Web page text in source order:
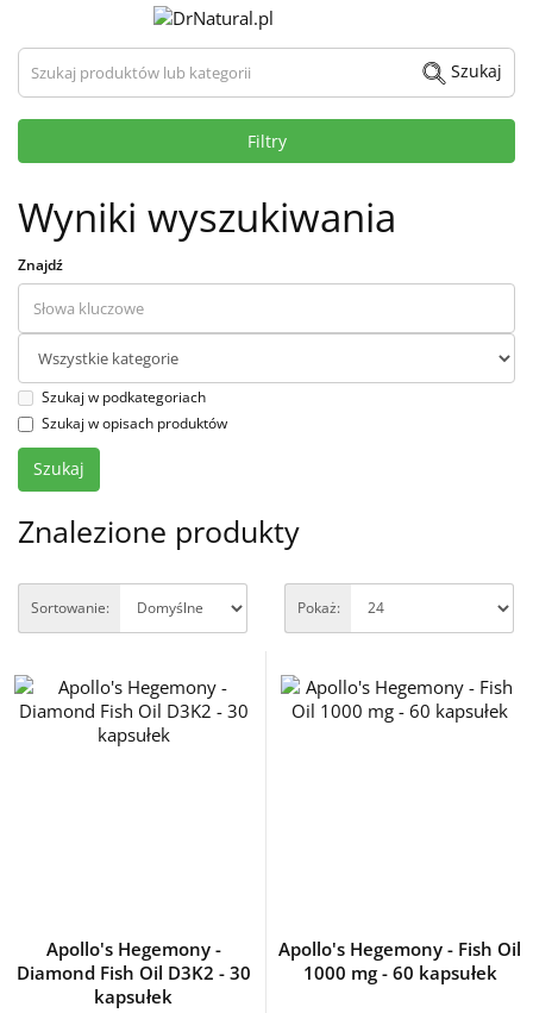
Szukaj produktów lub kategorii Szukaj
Filtry
Wyniki wyszukiwania
Znajdź
Szukaj w podkategoriach
Szukaj w opisach produktów
Znalezione produkty
Sortowanie: Pokaż:
Apollo's Hegemony -
Diamond Fish Oil D3K2 - 30
kapsułek
Apollo's Hegemony - Fish Oil
1000 mg - 60 kapsułek